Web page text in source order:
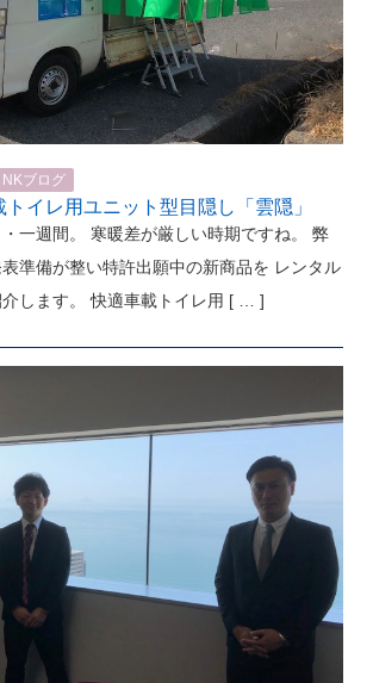
NKブログ
イレ用ユニット型目隠し「雲隠」
一週間。 寒暖差が厳しい時期ですね。 弊
準備が整い特許出願中の新商品を レンタル
します。 快適車載トイレ用 [ … ]